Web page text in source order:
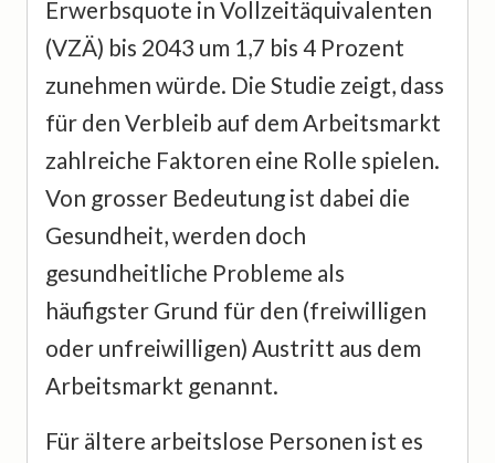
Erwerbsquote in Vollzeitäquivalenten
(VZÄ) bis 2043 um 1,7 bis 4 Prozent
zunehmen würde. Die Studie zeigt, dass
für den Verbleib auf dem Arbeitsmarkt
zahlreiche Faktoren eine Rolle spielen.
Von grosser Bedeutung ist dabei die
Gesundheit, werden doch
gesundheitliche Probleme als
häufigster Grund für den (freiwilligen
oder unfreiwilligen) Austritt aus dem
Arbeitsmarkt genannt.
Für ältere arbeitslose Personen ist es